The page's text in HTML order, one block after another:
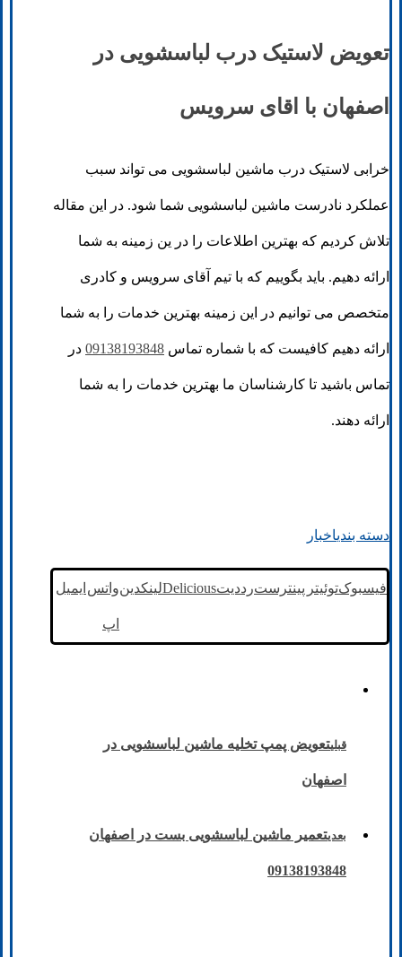
تعویض لاستیک درب لباسشویی در
اصفهان با اقای سرویس
خرابی لاستیک درب ماشین لباسشویی می تواند سبب
عملکرد نادرست ماشین لباسشویی شما شود. در این مقاله
تلاش کردیم که بهترین اطلاعات را در ین زمینه به شما
ارائه دهیم. باید بگوییم که با تیم آقای سرویس و کادری
متخصص می توانیم در این زمینه بهترین خدمات را به شما
ارائه دهیم کافیست که با شماره تماس 09138193848 در
تماس باشید تا کارشناسان ما بهترین خدمات را به شما
ارائه دهند.
دسته بندیاخبار
فیسبوکتوئیتر پینترسترددیتDeliciousلینکدینواتس
اپ
ایمیل
قبلیتعویض پمپ تخلیه ماشین لباسشویی در
اصفهان
بعدیتعمیر ماشین لباسشویی بست در اصفهان
09138193848